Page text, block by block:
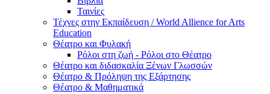
Ταινίες
Τέχνες στην Εκπαίδευση / World Allience for Arts
Education
Θέατρο και Φυλακή
Ρόλοι στη ζωή - Ρόλοι στο Θέατρο
Θέατρο και διδασκαλία Ξένων Γλωσσών
Θέατρο & Πρόληψη της Εξάρτησης
Θέατρο & Μαθηματικά